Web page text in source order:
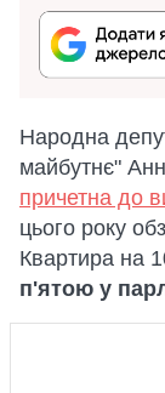
Народна
майбутнє"
причетна до
цього року
Квартира на
п'ятою у